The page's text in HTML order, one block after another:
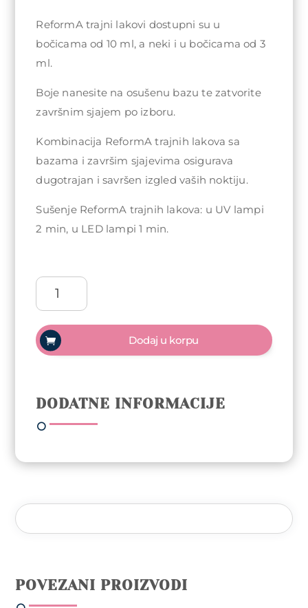
ReformA trajni lakovi dostupni su u
bočicama od 10 ml, a neki i u bočicama od 3
ml.
Boje nanesite na osušenu bazu te zatvorite
završnim sjajem po izboru.
Kombinacija ReformA trajnih lakova sa
bazama i završim sjajevima osigurava
dugotrajan i savršen izgled vaših noktiju.
Sušenje ReformA trajnih lakova: u UV lampi
2 min, u LED lampi 1 min.
ReformA
polish
Trajni
lak
10ml
količina
Dodaj u korpu
DODATNE INFORMACIJE
POVEZANI PROIZVODI